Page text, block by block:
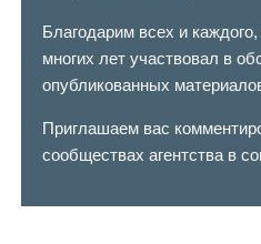
Благодарим всех и
многих лет участвовал в
опубликованных
Приглашаем вас
сообществах агентства в